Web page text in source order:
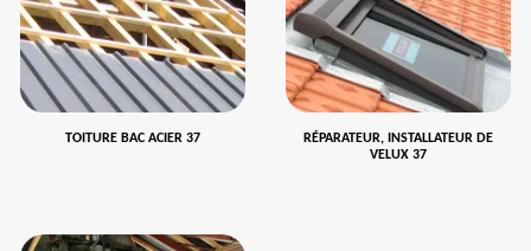
TOITURE BAC ACIER 37
RÉPARATEUR, INSTALLATEUR DE
VELUX 37